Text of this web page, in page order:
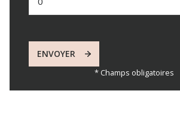
ENVOYER
* Champs obligatoires